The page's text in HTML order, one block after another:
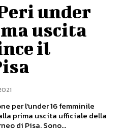
under
uscita
il
per l'under 16 femminile
prima uscita ufficiale della
di Pisa. Sono...